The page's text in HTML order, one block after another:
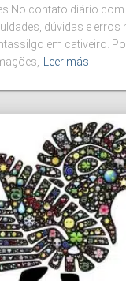
No contato diário
dúvidas e erros
em cativeiro.
Leer más